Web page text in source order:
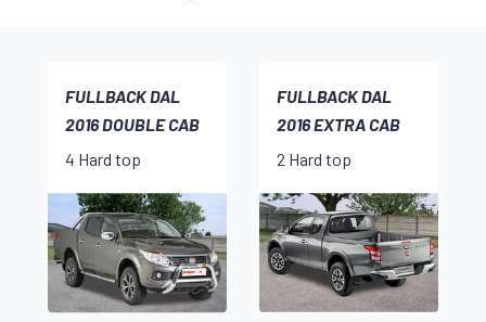
FULLBACK DAL
2016 DOUBLE CAB
4 Hard top
FULLBACK DAL
2016 EXTRA CAB
2 Hard top